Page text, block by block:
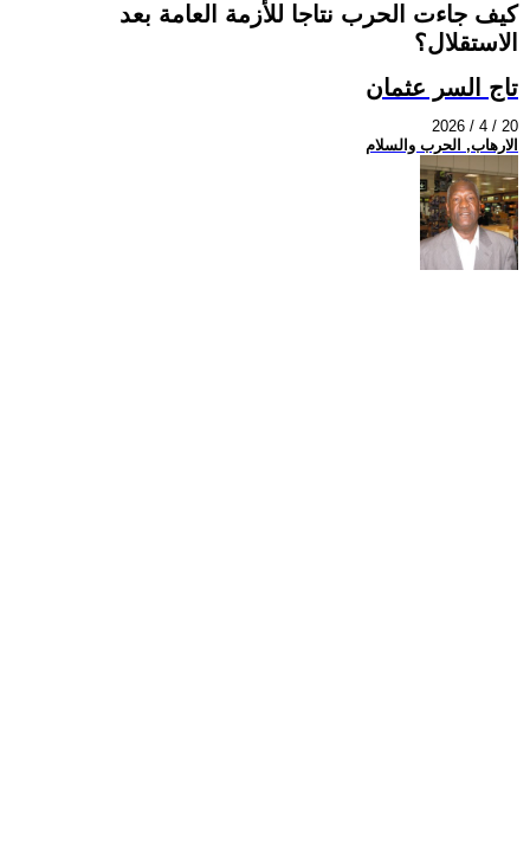
كيف جاءت الحرب نتاجا للأزمة العامة بعد
الاستقلال؟
تاج السر عثمان
2026 / 4 / 20
الارهاب, الحرب والسلام